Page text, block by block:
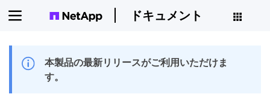
ドキュメント
本製品の最新リリースがご利用いただけま
す。